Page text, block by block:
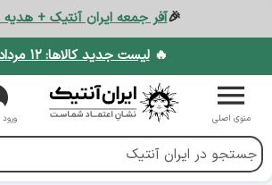
🎉آفر جمعه ایران آنتیک + هدیه
🔥لیست جدید کالاها: ۱۲ مرداد
منوی اصلی